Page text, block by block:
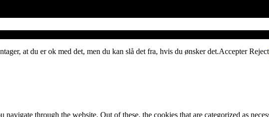
at du er ok med det, men du kan slå det fra, hvis du ønsker det.Accepter Reject
through the website. Out of these, the cookies that are categorized as